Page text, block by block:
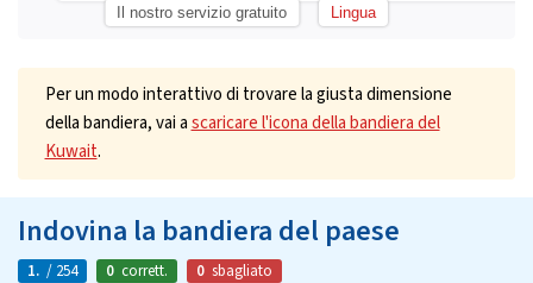
Il nostro servizio gratuito Lingua
Per un modo interattivo di trovare la giusta dimensione
della bandiera, vai ascaricare l'icona della bandiera del
Kuwait.
Indovina la bandiera del paese
1. / 254 0 corrett. 0 sbagliato